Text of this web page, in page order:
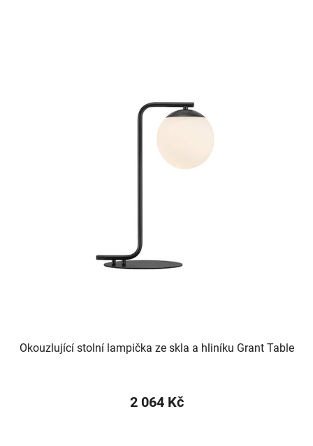
Okouzlující stolní lampička ze skla a hliníku Grant Table
2 064 Kč